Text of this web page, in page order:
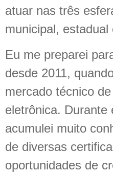
atuar nas três
municipal, estadual
Eu me preparei
desde 2011,
mercado técnico
eletrônica. Durante
acumulei muito
de diversas
oportunidades de